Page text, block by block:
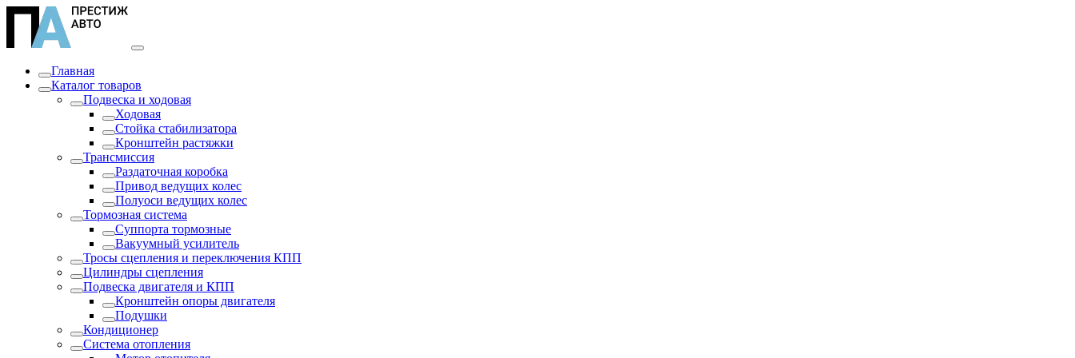
Главная
Каталог товаров
Подвеска и ходовая
Ходовая
Стойка стабилизатора
Кронштейн растяжки
Трансмиссия
Раздаточная коробка
Привод ведущих колес
Полуоси ведущих колес
Тормозная система
Суппорта тормозные
Вакуумный усилитель
Тросы сцепления и переключения КПП
Цилиндры сцепления
Подвеска двигателя и КПП
Кронштейн опоры двигателя
Подушки
Кондиционер
Система отопления